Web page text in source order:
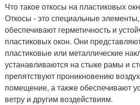
Что такое откосы на пластиковых
Откосы - это специальные
обеспечивают герметичность и
пластиковых окон. Они
пластиковые или металлические
устанавливаются на стыке рамы и
препятствуют проникновению
помещение, а также обеспечивают
ветру и другим воздействиям.